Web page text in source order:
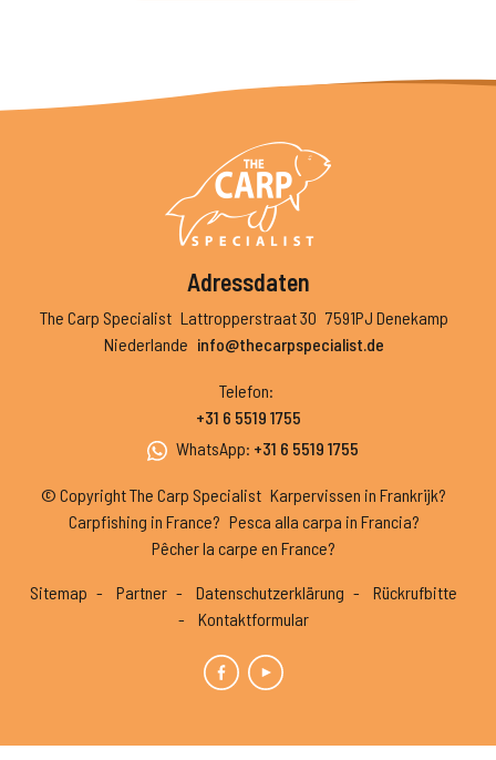
Adressdaten
The Carp Specialist Lattropperstraat 30 7591PJ Denekamp
Niederlande info@thecarpspecialist.de
Telefon:
+31 6 5519 1755
WhatsApp: +31 6 5519 1755
© Copyright The Carp Specialist Karpervissen in Frankrijk?
Carpfishing in France? Pesca alla carpa in Francia?
Pêcher la carpe en France?
Sitemap Partner Datenschutzerklärung
Rückrufbitte
Kontaktformular